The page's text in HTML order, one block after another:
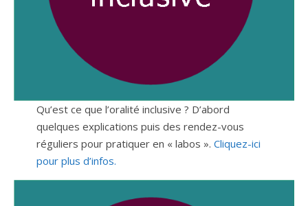
Qu’est ce que l’oralité inclusive ? D’abord
quelques explications puis des rendez-vous
réguliers pour pratiquer en « labos ». Cliquez-ici
pour plus d’infos.